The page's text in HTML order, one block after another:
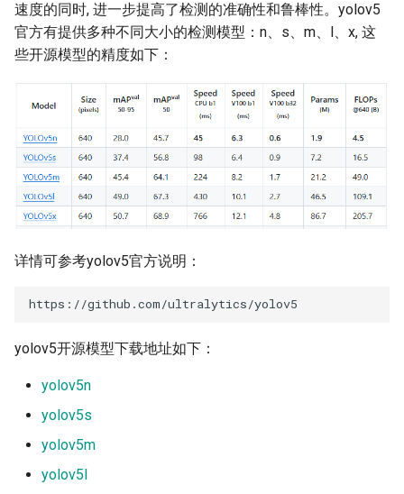
引
擎
3. 模型推理
5. 模型构造工具
6. IPU 性能分析
7. IPU Toolchain 算子支持
2.1 onnx模型转换
2.2.1 预&后处理说明
2.2.2 offline模型转换流程
2.2.3 关键脚本参数解析
3.2 运行文件
3.3 运行说明
4 算法优化
速度的同时, 进一步提高了检测的准确性和鲁棒性。yolov5
官方有提供多种不同大小的检测模型：n、s、m、l、x, 这
些开源模型的精度如下：
详情可参考yolov5官方说明：
yolov5开源模型下载地址如下：
yolov5n
yolov5s
yolov5m
yolov5l